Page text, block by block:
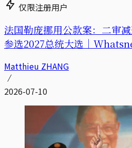
仅限注册用户
法国勒庞挪用公款案：二审
参选2027总统大选｜
Matthieu ZHANG
2026-07-10